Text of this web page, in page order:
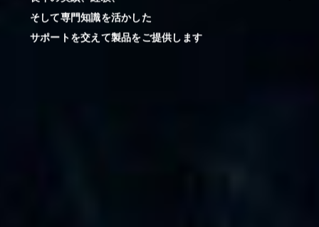
そして専門知識を活かした
サポートを交えて製品をご提供します